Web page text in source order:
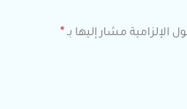
الإلزامية مشار إليها بـ *